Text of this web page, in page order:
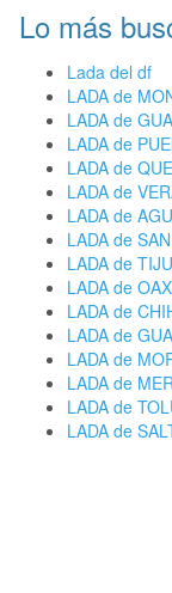
Lo más
Lada del df
LADA de
LADA de
LADA de
LADA de
LADA de
LADA de
LADA de
LADA de
LADA de
LADA de
LADA de
LADA de
LADA de
LADA de
LADA de